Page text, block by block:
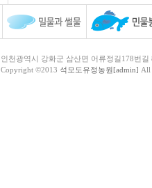
인천광역시 강화군 삼산면 어류정길178번
Copyright ©2013 석모도유정농원[admin] All